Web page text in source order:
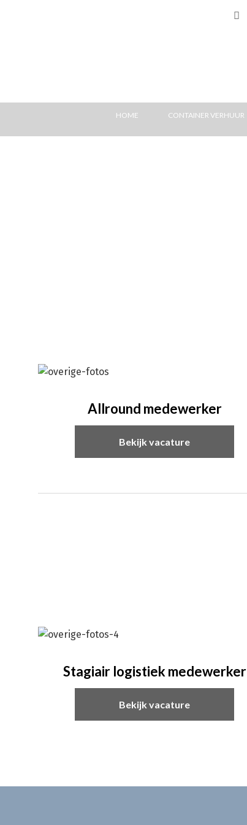
HOME CONTAINER VERHUUR
Allround medewerker
Bekijk vacature
Stagiair logistiek medewerker
Bekijk vacature